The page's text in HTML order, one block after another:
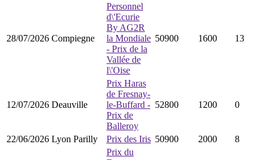
28/07/2026 Compiegne
Personnel
d\'Ecurie
By AG2R
la Mondiale
- Prix de la
Vallée de
l\'Oise
50900 1600 13
12/07/2026 Deauville
Prix Haras
de Fresnay-
le-Buffard -
Prix de
Balleroy
52800 1200 0
22/06/2026 Lyon Parilly Prix des Iris 50900 2000 8
Prix du